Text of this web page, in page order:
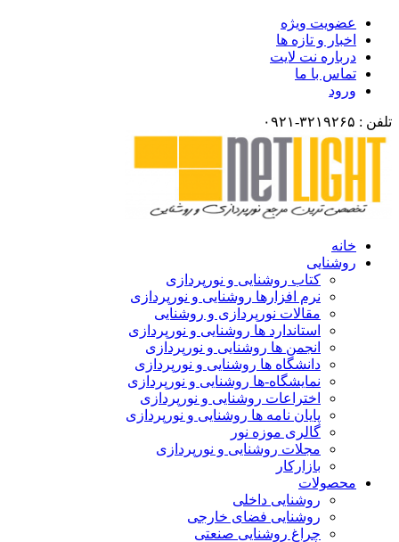
ویژه
و تازه ها
نت لایت
با ما
کتاب روشنایی و نورپردازی
نرم افزارها روشنایی و نورپردازی
مقالات نورپردازی و روشنایی
استاندارد ها روشنایی و نورپردازی
انجمن ها روشنایی و نورپردازی
دانشگاه ها روشنایی و نورپردازی
نمایشگاه-ها روشنایی و نورپردازی
اختراعات روشنایی و نورپردازی
پایان نامه ها روشنایی و نورپردازی
گالری موزه نور
مجلات روشنایی و نورپردازی
بازارکار
روشنایی داخلی
روشنایی فضای خارجی
چراغ روشنایی صنعتی